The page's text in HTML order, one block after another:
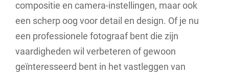
compositie en camera-instellingen, maar ook
een scherp oog voor detail en design. Of je nu
een professionele fotograaf bent die zijn
vaardigheden wil verbeteren of gewoon
geïnteresseerd bent in het vastleggen van